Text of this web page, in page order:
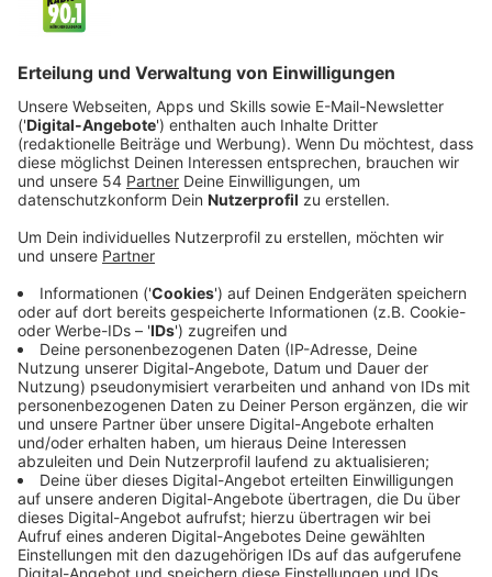
Stuff with Ducky & Bunny" freuen.
Veröffentlicht:Samstag, 30.01.2021 15:55
Anzeige
Coco nimmt uns bei „A Day in the Life of the Dead"
wieder mit in das mexikanische Totenreich. Dory und
Nemo sind wiederum quietschlebendig im Wasser in
„Dory Finding“ unterwegs, während die Superhelden-
Familie „The Incredibles" mit „Cookie Num Num" und
„Chore Day The Incredibles Way" zur Tat schreitet.
Und auch Lightning McQueen tritt bei „Dancing with
the Cars" und „Unparalleled Parking" wieder aufs
Gaspedal.
Streaming-Dienst: Disney+
Anzeige